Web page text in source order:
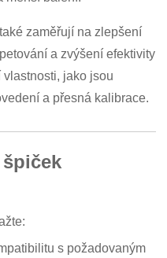
zaměřují na zlepšení
a zvýšení efektivity
jako jsou
a přesná kalibrace.
s požadovaným